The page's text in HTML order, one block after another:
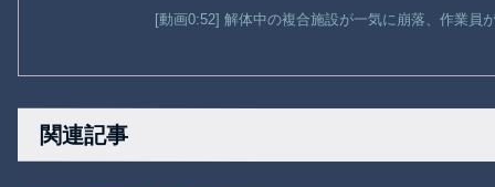
[動画0:52] 解体中の複合施設が一気に崩落、作業員
関連記事